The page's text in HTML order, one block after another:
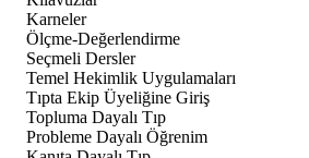
Karneler
Ölçme-Değerlendirme
Seçmeli Dersler
Temel Hekimlik Uygulamaları
Tıpta Ekip Üyeliğine Giriş
Topluma Dayalı Tıp
Probleme Dayalı Öğrenim